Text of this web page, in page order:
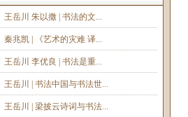
王岳川 朱以撒 | 书法的文...
秦兆凯 | 《艺术的灾难 译...
王岳川 李优良 | 书法是重...
王岳川 | 书法中国与书法世...
王岳川 | 梁披云诗词与书法...